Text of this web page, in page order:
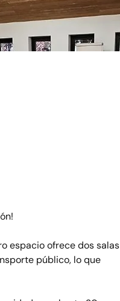
espacio ofrece dos salas
público, lo que